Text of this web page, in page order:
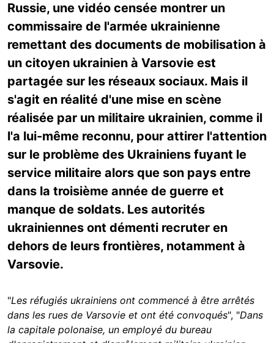
Russie, une vidéo censée montrer un
commissaire de l'armée ukrainienne
remettant des documents de mobilisation à
un citoyen ukrainien à Varsovie est
partagée sur les réseaux sociaux. Mais il
s'agit en réalité d'une mise en scène
réalisée par un militaire ukrainien, comme il
l'a lui-même reconnu, pour attirer l'attention
sur le problème des Ukrainiens fuyant le
service militaire alors que son pays entre
dans la troisième année de guerre et
manque de soldats. Les autorités
ukrainiennes ont démenti recruter en
dehors de leurs frontières, notamment à
Varsovie.
"Les réfugiés ukrainiens ont commencé à être arrêtés
dans les rues de Varsovie et ont été convoqués", "Dans
la capitale polonaise, un employé du bureau